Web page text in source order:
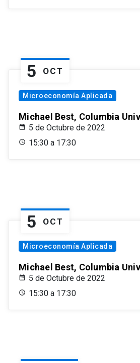
5 OCT
Microeconomía Aplicada
Michael Best, Columbia
5 de Octubre de 2022
15:30 a 17:30
5 OCT
Microeconomía Aplicada
Michael Best, Columbia
5 de Octubre de 2022
15:30 a 17:30